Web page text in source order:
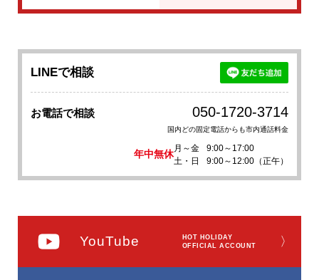
LINEで相談
お電話で相談 050-1720-3714
国内どの固定電話からも市内通話料金
年中無休
月～金
9:00～17:00
土・日
9:00～12:00（正午）
YouTube
HOT HOLIDAY
OFFICIAL ACCOUNT
〉